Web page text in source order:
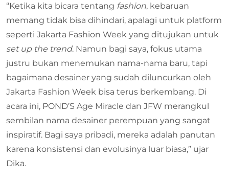
“Ketika kita bicara tentang fashion, kebaruan
memang tidak bisa dihindari, apalagi untuk platform
seperti Jakarta Fashion Week yang ditujukan untuk
set up the trend. Namun bagi saya, fokus utama
justru bukan menemukan nama-nama baru, tapi
bagaimana desainer yang sudah diluncurkan oleh
Jakarta Fashion Week bisa terus berkembang. Di
acara ini, POND’S Age Miracle dan JFW merangkul
sembilan nama desainer perempuan yang sangat
inspiratif. Bagi saya pribadi, mereka adalah panutan
karena konsistensi dan evolusinya luar biasa,” ujar
Dika.